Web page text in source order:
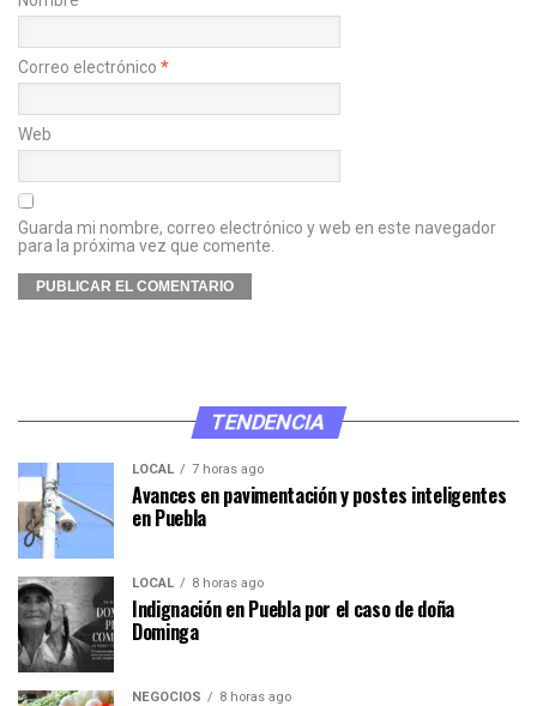
Correo electrónico *
Web
Guarda mi nombre, correo electrónico y web en este navegador
para la próxima vez que comente.
TENDENCIA
LOCAL 7 horas ago
Avances en pavimentación y postes inteligentes
en Puebla
LOCAL 8 horas ago
Indignación en Puebla por el caso de doña
Dominga
NEGOCIOS 8 horas ago